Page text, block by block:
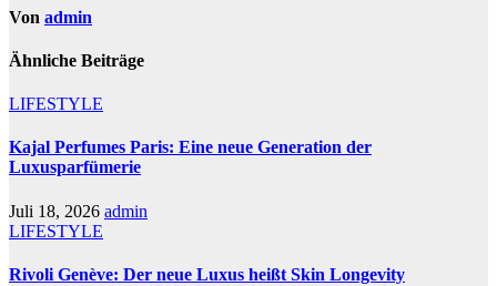
Von admin
Ähnliche Beiträge
LIFESTYLE
Kajal Perfumes Paris: Eine neue Generation der
Luxusparfümerie
Juli 18, 2026 admin
LIFESTYLE
Rivoli Genève: Der neue Luxus heißt Skin Longevity